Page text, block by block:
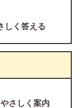
しく答える
さしく案内